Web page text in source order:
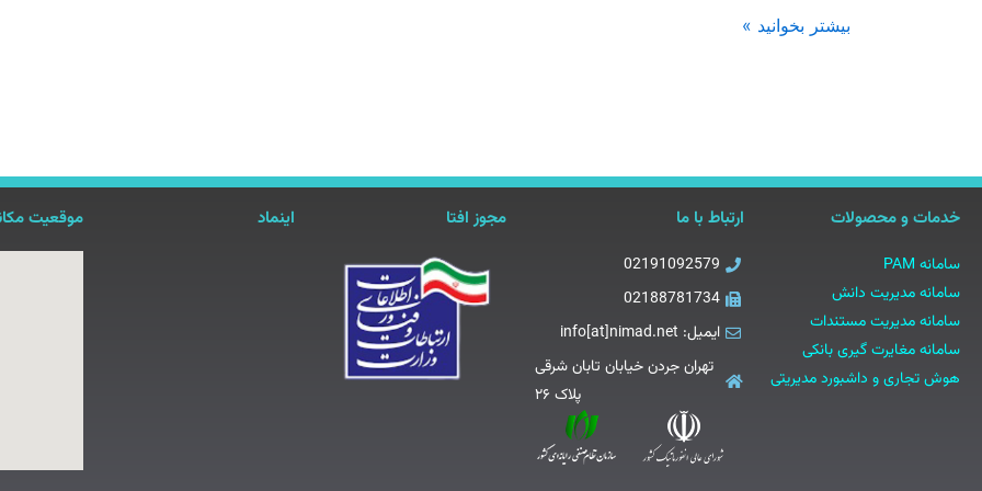
بیشتر بخوانید »
خدمات و محصولات
سامانه PAM
سامانه مدیریت دانش
سامانه مدیریت مستندات
سامانه مغایرت گیری بانکی
هوش تجاری و داشبورد مدیریتی
ارتباط با ما
02191092579
02188781734
ایمیل: info[at]nimad.net
تهران جردن خیابان تابان شرقی
پلاک ۲۶
مجوز افتا اینماد موقعیت